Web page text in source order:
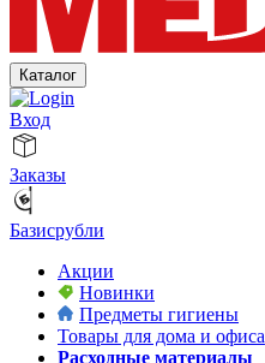
Каталог
Вход
Заказы
Базисрубли
Акции
Новинки
Предметы гигиены
Товары для дома и офиса
Расходные материалы